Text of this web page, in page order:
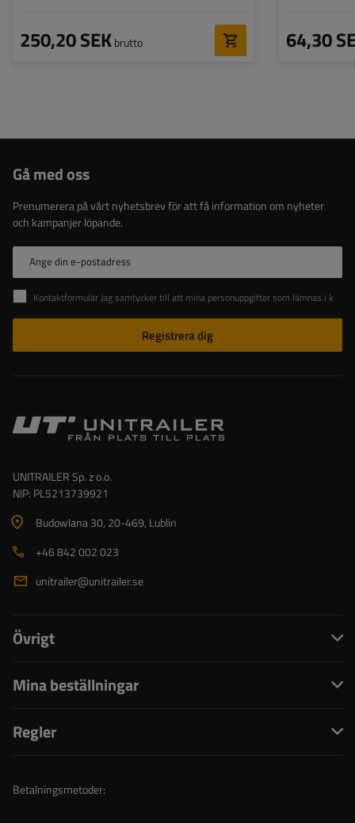
250,20 SEKbrutto 64,30
Gå med oss
Prenumerera på vårt nyhetsbrev för att få information om nyheter
och kampanjer löpande.
Ange din e-postadress
Kontaktformulär Jag samtycker till att mina personuppgifter som lämnas i kontaktformuläret behandlas i enlighet med Europaparlamentets och rådets förordning (EU).
Registrera dig
UNITRAILER Sp. z o.o.
NIP: PL5213739921
Budowlana 30, 20-469, Lublin
+46 842 002 023
unitrailer@unitrailer.se
Övrigt
Mina beställningar
Regler
Betalningsmetoder: